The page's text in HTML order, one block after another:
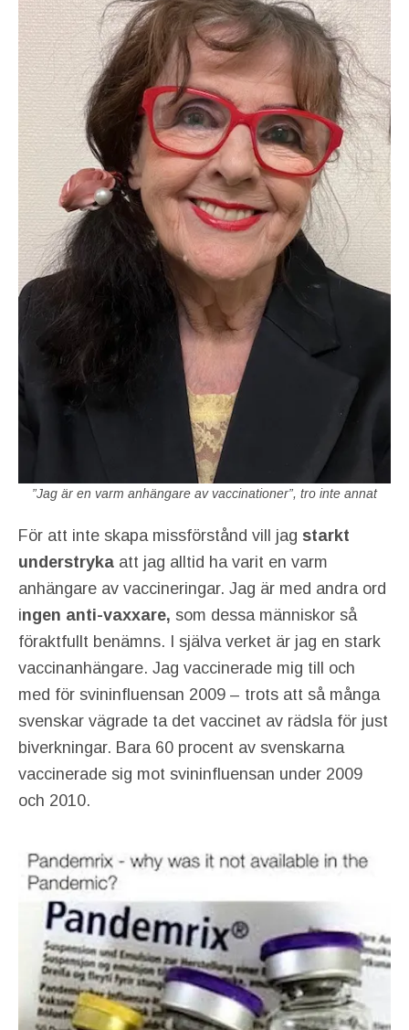
”Jag är en varm anhängare av vaccinationer”, tro inte annat
För att inte skapa missförstånd vill jag starkt
understryka att jag alltid ha varit en varm
anhängare av vaccineringar. Jag är med andra ord
ingen anti-vaxxare, som dessa människor så
föraktfullt benämns. I själva verket är jag en stark
vaccinanhängare. Jag vaccinerade mig till och
med för svininfluensan 2009 – trots att så många
svenskar vägrade ta det vaccinet av rädsla för just
biverkningar. Bara 60 procent av svenskarna
vaccinerade sig mot svininfluensan under 2009
och 2010.